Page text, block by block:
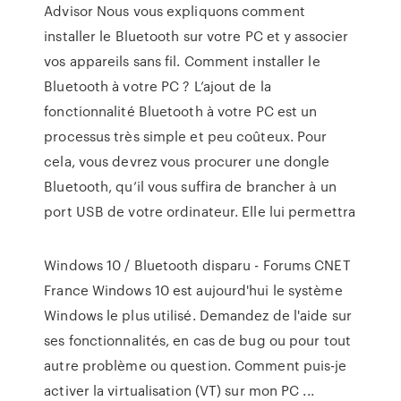
Advisor Nous vous expliquons comment
installer le Bluetooth sur votre PC et y associer
vos appareils sans fil. Comment installer le
Bluetooth à votre PC ? L’ajout de la
fonctionnalité Bluetooth à votre PC est un
processus très simple et peu coûteux. Pour
cela, vous devrez vous procurer une dongle
Bluetooth, qu’il vous suffira de brancher à un
port USB de votre ordinateur. Elle lui permettra
Windows 10 / Bluetooth disparu - Forums CNET
France Windows 10 est aujourd'hui le système
Windows le plus utilisé. Demandez de l'aide sur
ses fonctionnalités, en cas de bug ou pour tout
autre problème ou question. Comment puis-je
activer la virtualisation (VT) sur mon PC ...